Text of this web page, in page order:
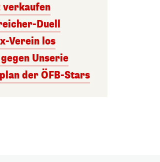
verkaufen
Duell
Verein los
Unserie
der ÖFB-Stars